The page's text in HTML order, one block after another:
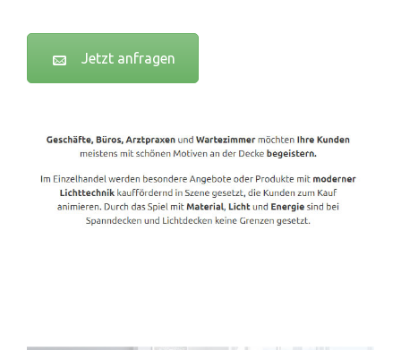
Jetzt anfragen